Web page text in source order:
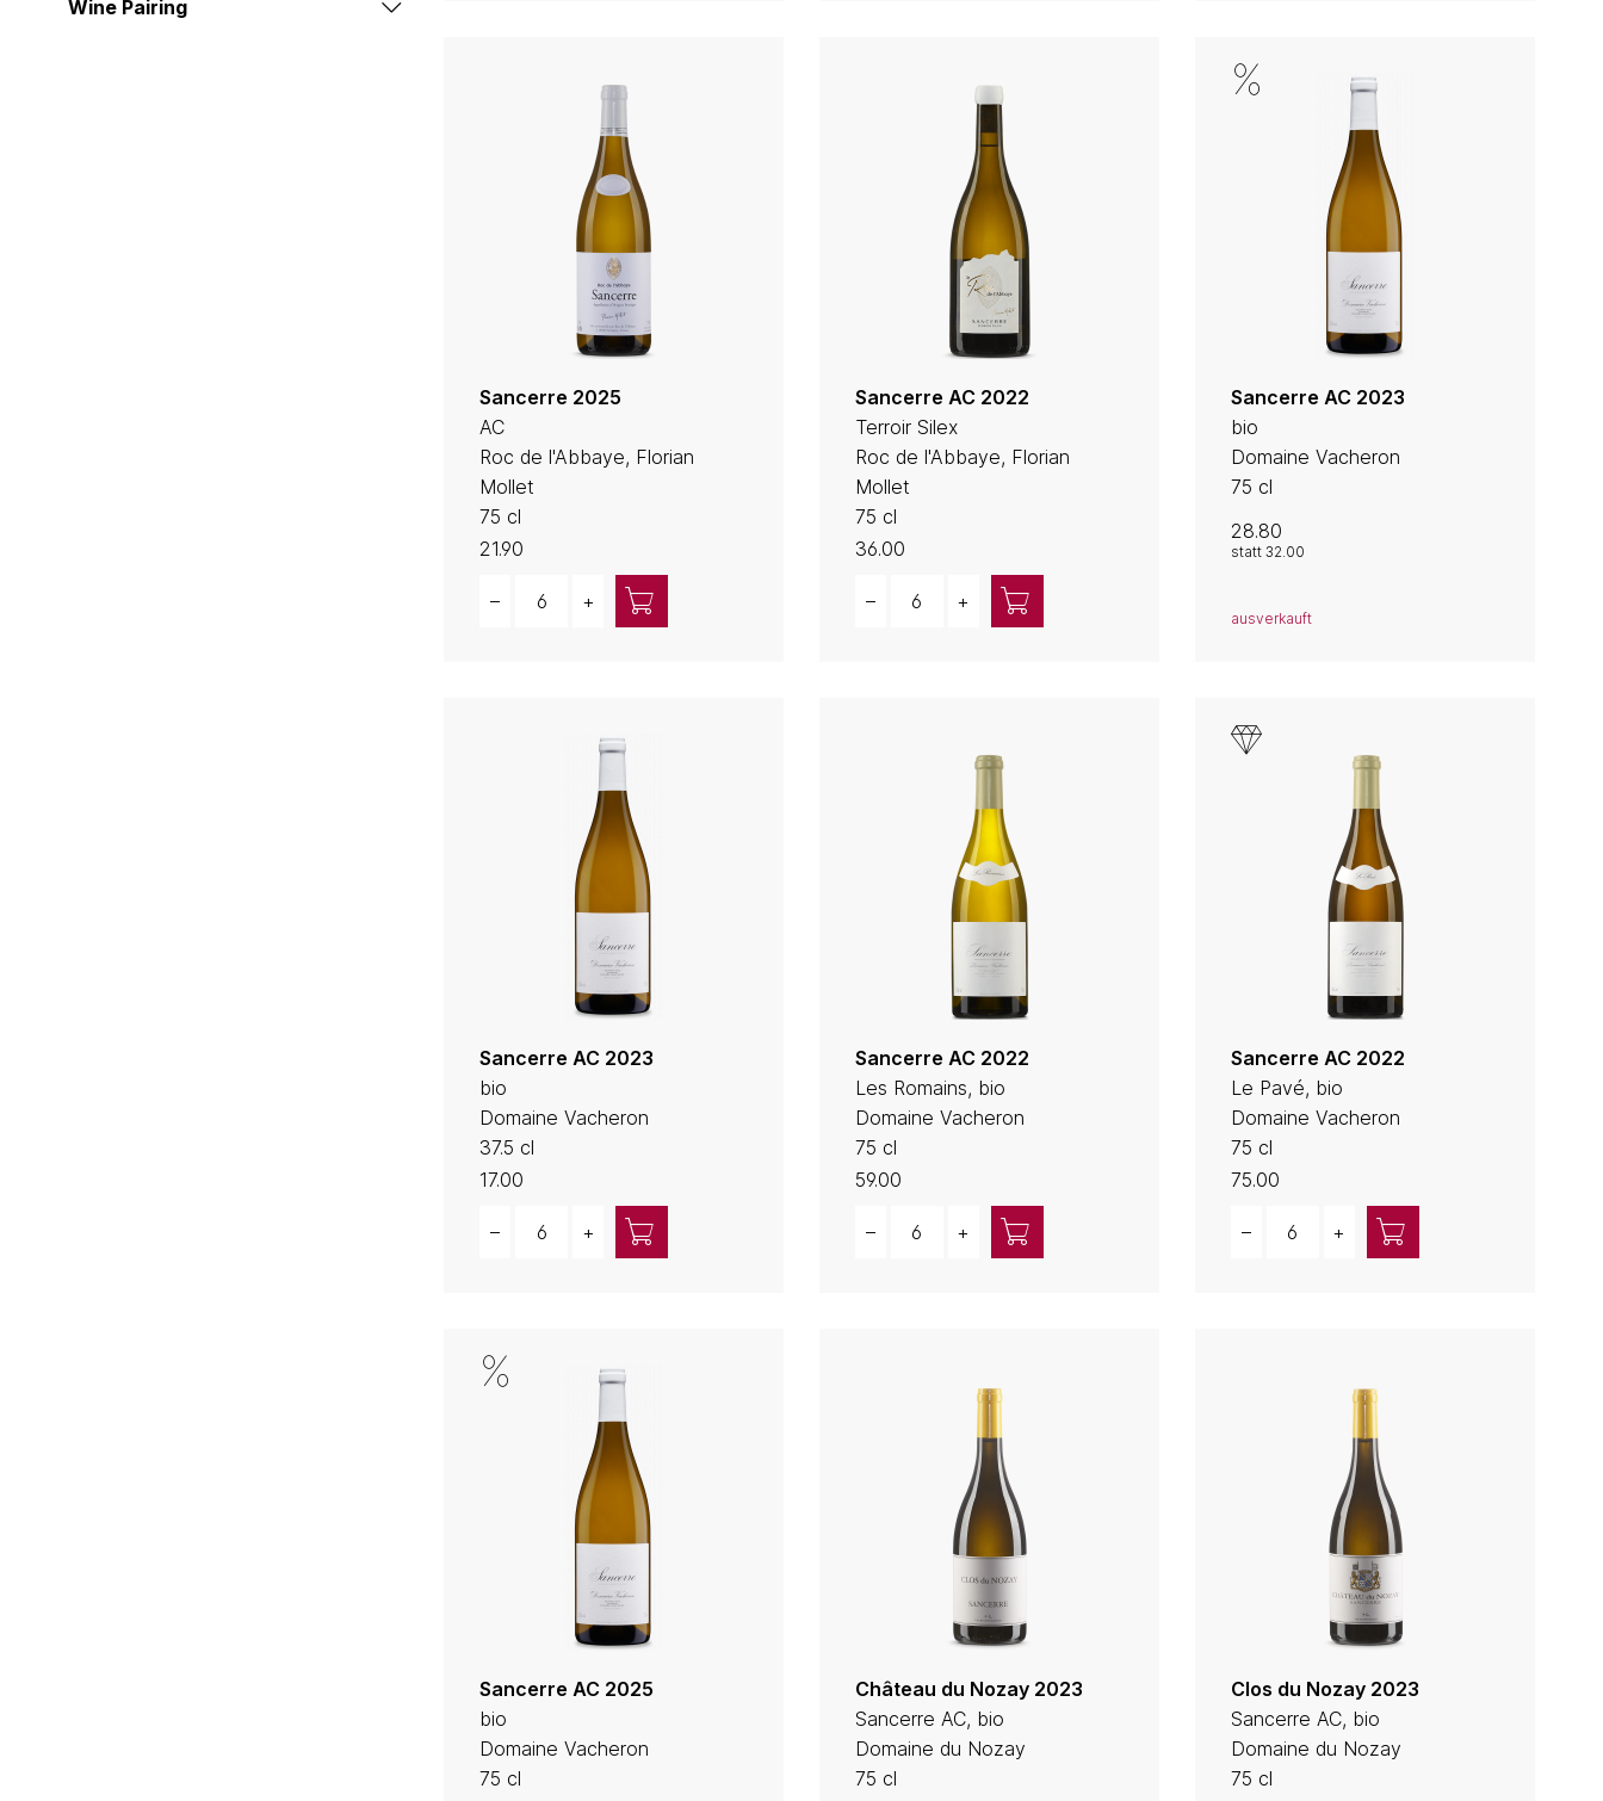
Wine Pairing
Sancerre 2025
AC
Roc de l'Abbaye, Florian
Mollet
75 cl
21.90
– +
Sancerre AC 2022
Terroir Silex
Roc de l'Abbaye, Florian
Mollet
75 cl
36.00
– +
Sancerre AC 2023
bio
Domaine Vacheron
75 cl
28.80
statt 32.00
ausverkauft
Sancerre AC 2023
bio
Domaine Vacheron
37.5 cl
17.00
– +
Sancerre AC 2022
Les Romains, bio
Domaine Vacheron
75 cl
59.00
– +
Sancerre AC 2022
Le Pavé, bio
Domaine Vacheron
75 cl
75.00
– +
Sancerre AC 2025
bio
Domaine Vacheron
75 cl
Château du Nozay 2023
Sancerre AC, bio
Domaine du Nozay
75 cl
Clos du Nozay 2023
Sancerre AC, bio
Domaine du Nozay
75 cl